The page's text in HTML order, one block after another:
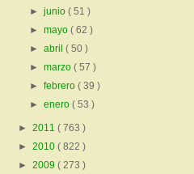
►junio( 51 )
►mayo( 62 )
►abril( 50 )
►marzo( 57 )
►febrero( 39 )
►enero( 53 )
► 2011 ( 763 )
► 2010 ( 822 )
► 2009 ( 273 )